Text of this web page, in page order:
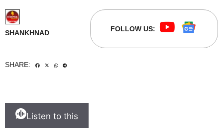
SHANKHNAD FOLLOW US:
SHARE:
Listen to this